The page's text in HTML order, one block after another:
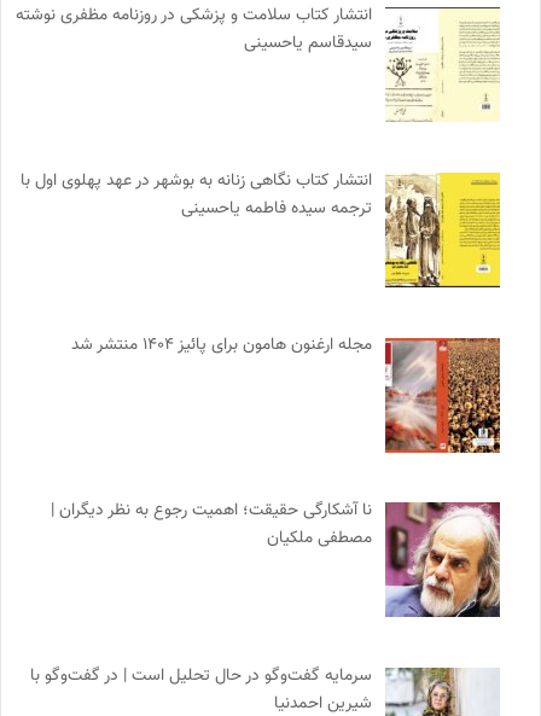
انتشار کتاب سلامت و پزشکی در روزنامه مظفری نوشته
سیدقاسم یاحسینی
انتشار کتاب نگاهی زنانه به بوشهر در عهد پهلوی اول با
ترجمه سیده فاطمه یاحسینی
مجله ارغنون هامون برای پائیز ۱۴۰۴ منتشر شد
نا آشکارگی حقیقت؛ اهمیت رجوع به نظر دیگران |
مصطفی ملکیان
سرمایه گفت‌وگو در حال تحلیل است | در گفت‌وگو با
شیرین احمدنیا